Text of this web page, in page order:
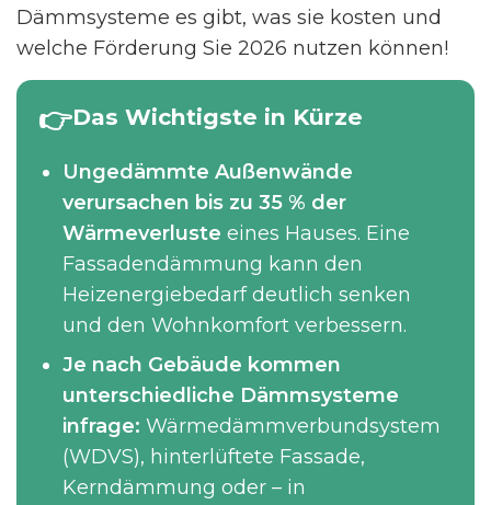
Dämmsysteme es gibt, was sie kosten und
welche Förderung Sie 2026 nutzen können!
Das Wichtigste in Kürze
Ungedämmte Außenwände
verursachen bis zu 35 % der
Wärmeverluste eines Hauses. Eine
Fassadendämmung kann den
Heizenergiebedarf deutlich senken
und den Wohnkomfort verbessern.
Je nach Gebäude kommen
unterschiedliche Dämmsysteme
infrage: Wärmedämmverbundsystem
(WDVS), hinterlüftete Fassade,
Kerndämmung oder – in